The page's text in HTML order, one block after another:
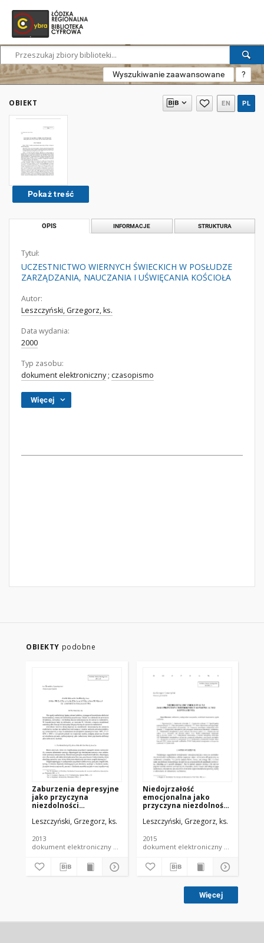
Wyszukiwanie zaawansowane ?
OBIEKT EN PL
Pokaż treść
OPIS INFORMACJE STRUKTURA
Tytuł:
UCZESTNICTWO WIERNYCH ŚWIECKICH W POSŁUDZE
ZARZĄDZANIA, NAUCZANIA I UŚWIĘCANIA KOŚCIOŁA
Autor:
Leszczyński, Grzegorz, ks.
Data wydania:
2000
Typ zasobu:
dokument elektroniczny; czasopismo
Więcej
OBIEKTY podobne
Zaburzenia depresyjne
jako przyczyna
niezdolności
zawarcia małżeństwa
Leszczyński, Grzegorz, ks.
2013
dokument elektroniczny czasopismo
Niedojrzałość
emocjonalna jako
przyczyna niezdolności
kontrahenta
Leszczyński, Grzegorz, ks.
2015
dokument elektroniczny czasopismo
Więcej